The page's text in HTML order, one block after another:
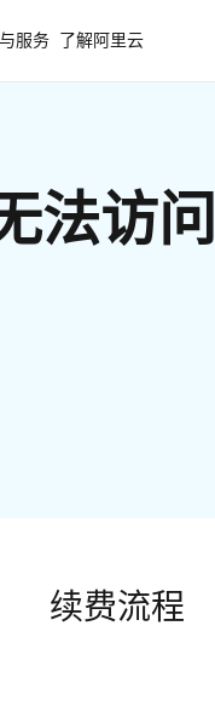
服务 了解阿里云
法访问
续费流程